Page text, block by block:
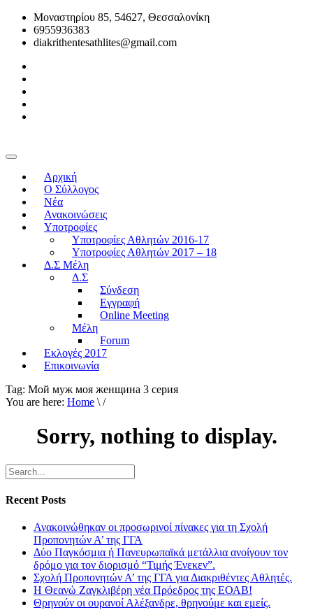
Μοναστηρίου 85, 54627, Θεσσαλονίκη
6955936383
diakrithentesathlites@gmail.com
Αρχική
O Σύλλογος
Νέα
Ανακοινώσεις
Υποτροφίες
Υποτροφίες Αθλητών 2016-17
Υποτροφίες Αθλητών 2017 – 18
Δ.Σ Μέλη
Δ.Σ
Σύνδεση
Εγγραφή
Online Meeting
Μέλη
Forum
Εκλογές 2017
Επικοινωνία
Tag: Мой муж моя женщина 3 серия
You are here: Home \ /
Sorry, nothing to display.
Recent Posts
Ανακοινώθηκαν οι προσωρινοί πίνακες για τη Σχολή
Προπονητών Α’ της ΓΓΑ
Δύο Παγκόσμια ή Πανευρωπαϊκά μετάλλια ανοίγουν τον
δρόμο για τον διορισμό “Τιμής Ένεκεν”.
Σχολή Προπονητών Α’ της ΓΓΑ για Διακριθέντες Αθλητές.
Η Θεανώ Ζαγκλιβέρη νέα Πρόεδρος της ΕΟΑΒ!
Θρηνούν οι ουρανοί Αλέξανδρε, θρηνούμε και εμείς.